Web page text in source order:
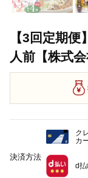
【3回定期
人前【株式
決済方法
ク
カ
d払